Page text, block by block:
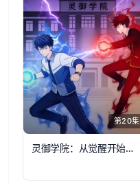
第20集
灵御学院：从觉醒开始满级碾压